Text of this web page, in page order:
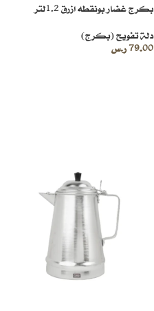
بكرج غضار بونقطه ازرق 1.2لتر
دلة تفويح (بكرج)
79.00ر.س